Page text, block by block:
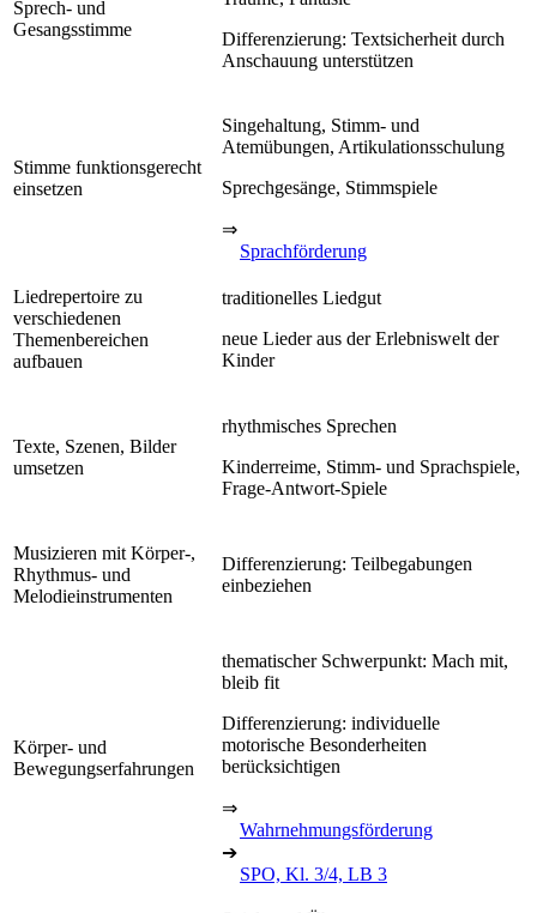
Sprech- und
Gesangsstimme
Differenzierung: Textsicherheit durch
Anschauung unterstützen
Stimme funktionsgerecht
einsetzen
Singehaltung, Stimm- und
Atemübungen, Artikulationsschulung
Sprechgesänge, Stimmspiele
⇒
Sprachförderung
Liedrepertoire zu
verschiedenen
Themenbereichen
aufbauen
traditionelles Liedgut
neue Lieder aus der Erlebniswelt der
Kinder
Texte, Szenen, Bilder
umsetzen
rhythmisches Sprechen
Kinderreime, Stimm- und Sprachspiele,
Frage-Antwort-Spiele
Musizieren mit Körper-,
Rhythmus- und
Melodieinstrumenten
Differenzierung: Teilbegabungen
einbeziehen
Körper- und
Bewegungserfahrungen
thematischer Schwerpunkt: Mach mit,
bleib fit
Differenzierung: individuelle
motorische Besonderheiten
berücksichtigen
⇒
Wahrnehmungsförderung
➔
SPO, Kl. 3/4, LB 3